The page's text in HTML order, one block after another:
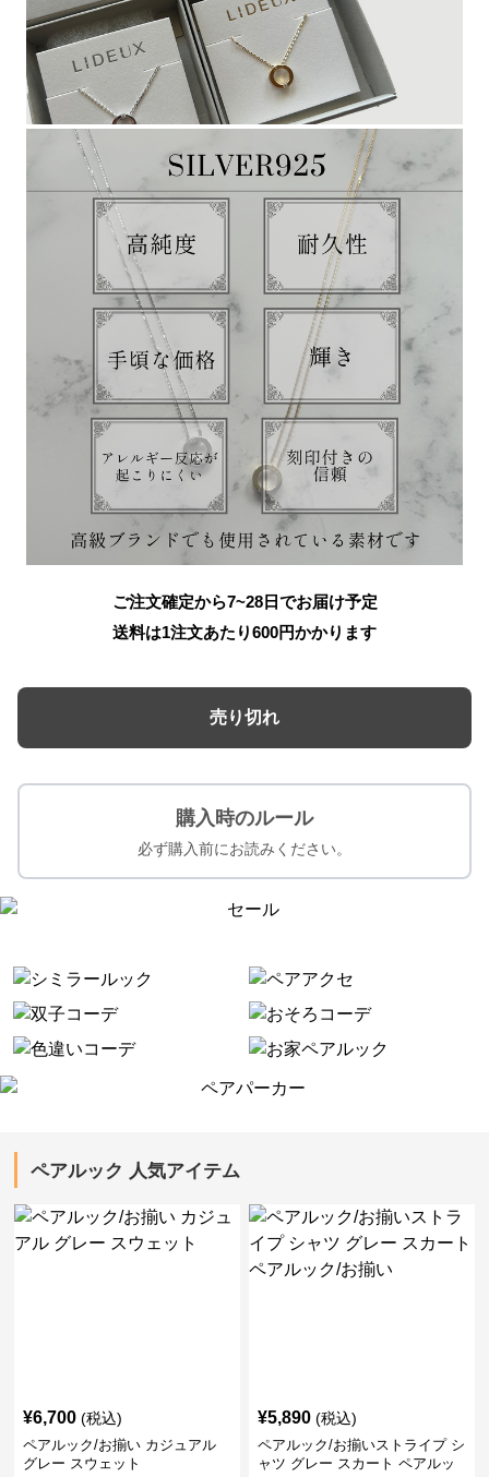
ご注文確定から7~28日でお届け予定
送料は1注文あたり600円かかります
売り切れ
購入時のルール
必ず購入前にお読みください。
ペアルック 人気アイテム
¥6,700 (税込)
ペアルック/お揃い カジュアル
グレー スウェット
¥5,890 (税込)
ペアルック/お揃いストライプ シ
ャツ グレー スカート ペアルッ